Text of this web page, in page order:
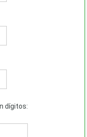
dígitos: